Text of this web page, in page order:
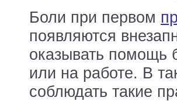
Боли при первом
появляются
оказывать помощь
или на работе. В
соблюдать такие